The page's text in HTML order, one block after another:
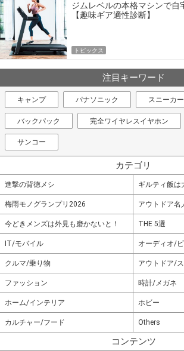
ジムレベルの本格マシンで自
【趣味ギア適性診断】
トピックス
注目キーワード
キャンプ パナソニック スニーカー
バックパック 完全ワイヤレスイヤホン
サンコー
カテゴリ
進撃の背徳メシ ギルティ飯は
梅雨モノグランプリ2026 アウトドア名
今どきメンズは外見も磨かないと！ THE 5選
IT/モバイル オーディオ/
クルマ/乗り物 アウトドア/
ファッション 時計/メガネ
ホーム/インテリア ホビー
カルチャー/フード Others
コンテンツ